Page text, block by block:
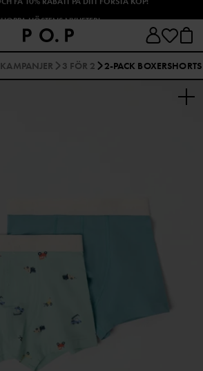
SHOPPA HÖSTENS NYHETER!
KAMPANJER 3 FÖR 2 2-PACK BOXERSHORTS